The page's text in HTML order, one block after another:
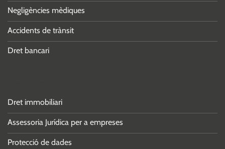
Negligències mèdiques
Accidents de trànsit
Dret bancari
Dret immobiliari
Assessoria Jurídica per a empreses
Protecció de dades